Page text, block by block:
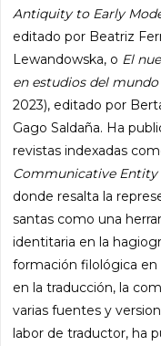
Antiquity to Early
editado por Beatriz
Lewandowska, o El
en estudios del
2023), editado por
Gago Saldaña. Ha
revistas indexadas
Communicative
donde resalta la
santas como una
identitaria en la
formación filológica
en la traducción, la
varias fuentes y
labor de traductor, ha